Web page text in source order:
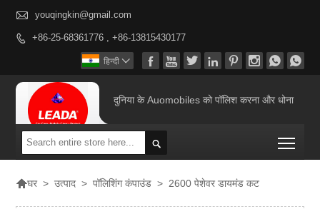
 youqingkin@gmail.com
 +86-25-68361776 , +86-13815430177
       
हिन्दी 
दुनिया के Auomobiles को पॉलिश करना और धोना

घर > उत्पाद > पॉलिशिंग कंपाउंड > 2600 पेशेवर डायमंड कट